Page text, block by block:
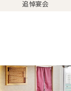
追悼宴会